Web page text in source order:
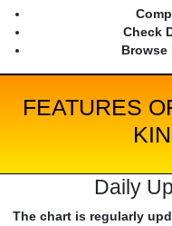
Check
FEATURES
Daily
The chart is regularly